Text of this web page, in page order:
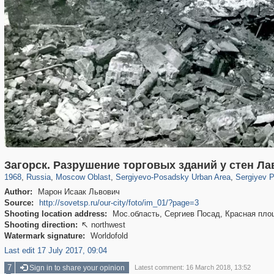
Загорск. Разрушение торговых зданий у стен
1968, Russia
1,406,840 29,243
, Moscow Oblast
96,438 1,691
, Sergiyevo-Posadsky Urban Area
6,358 372
, Sergiyev
4,874 316
Author:
Марон Исаак Львович
Source:
http://sovetsp.ru/our-city/foto/im_01/?page=3
Shooting location address:
Мос.область, Сергиев Посад, Красная
Shooting direction:  northwest
Watermark signature:
Worldofold
Last edit 17 July 2017, 09:04
7 Sign in to share your opinion Latest comment: 16 March 2018, 13:52